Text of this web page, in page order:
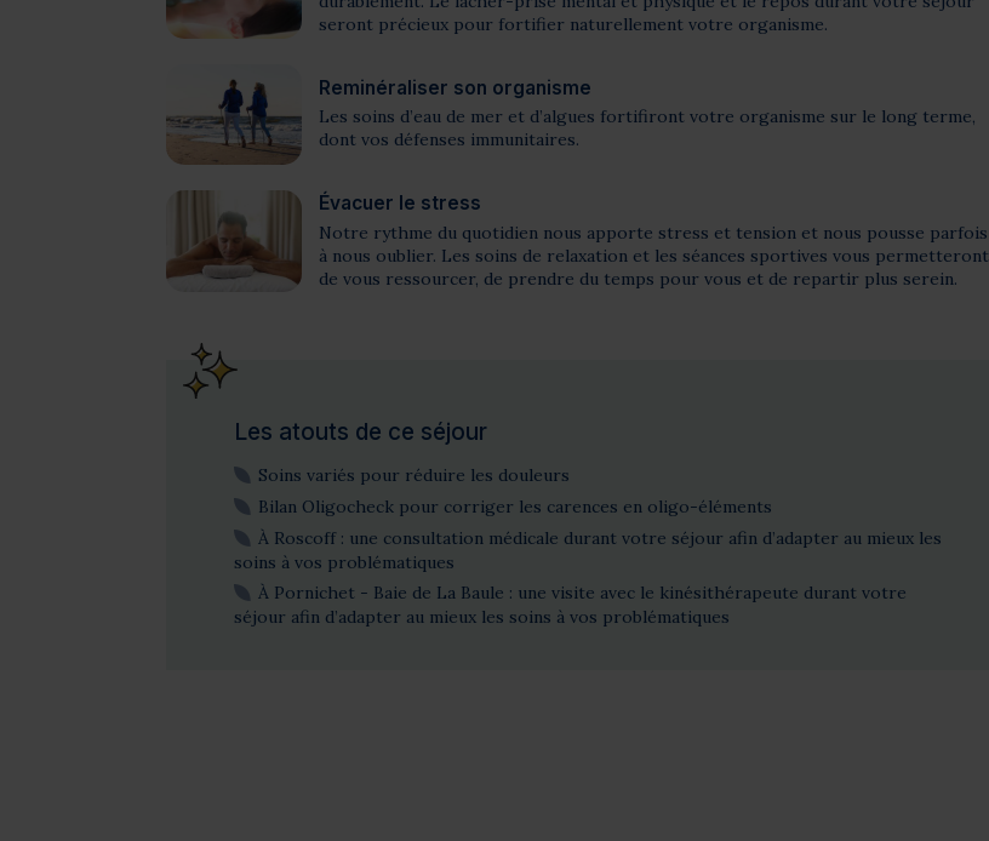
seront précieux pour fortifier naturellement votre organisme.
Reminéraliser son organisme
Les soins d’eau de mer et d’algues fortifiront votre organisme sur le long terme,
dont vos défenses immunitaires.
Évacuer le stress
Notre rythme du quotidien nous apporte stress et tension et nous pousse parfois
à nous oublier. Les soins de relaxation et les séances sportives vous permetteront
de vous ressourcer, de prendre du temps pour vous et de repartir plus serein.
Les atouts de ce séjour
Soins variés pour réduire les douleurs
Bilan Oligocheck pour corriger les carences en oligo-éléments
À Roscoff : une consultation médicale durant votre séjour afin d’adapter au mieux les
soins à vos problématiques
À Pornichet - Baie de La Baule : une visite avec le kinésithérapeute durant votre
séjour afin d’adapter au mieux les soins à vos problématiques